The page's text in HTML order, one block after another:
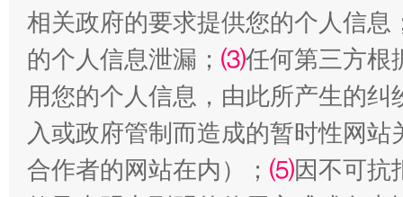
站台名比不上好声名
相关政府的要求提供您的个人信息
的个人信息泄漏； ⑶任何第三方根
用您的个人信息，由此所产生的纠
入或政府管制而造成的暂时性网
合作者的网站在内）； ⑸因不可抗